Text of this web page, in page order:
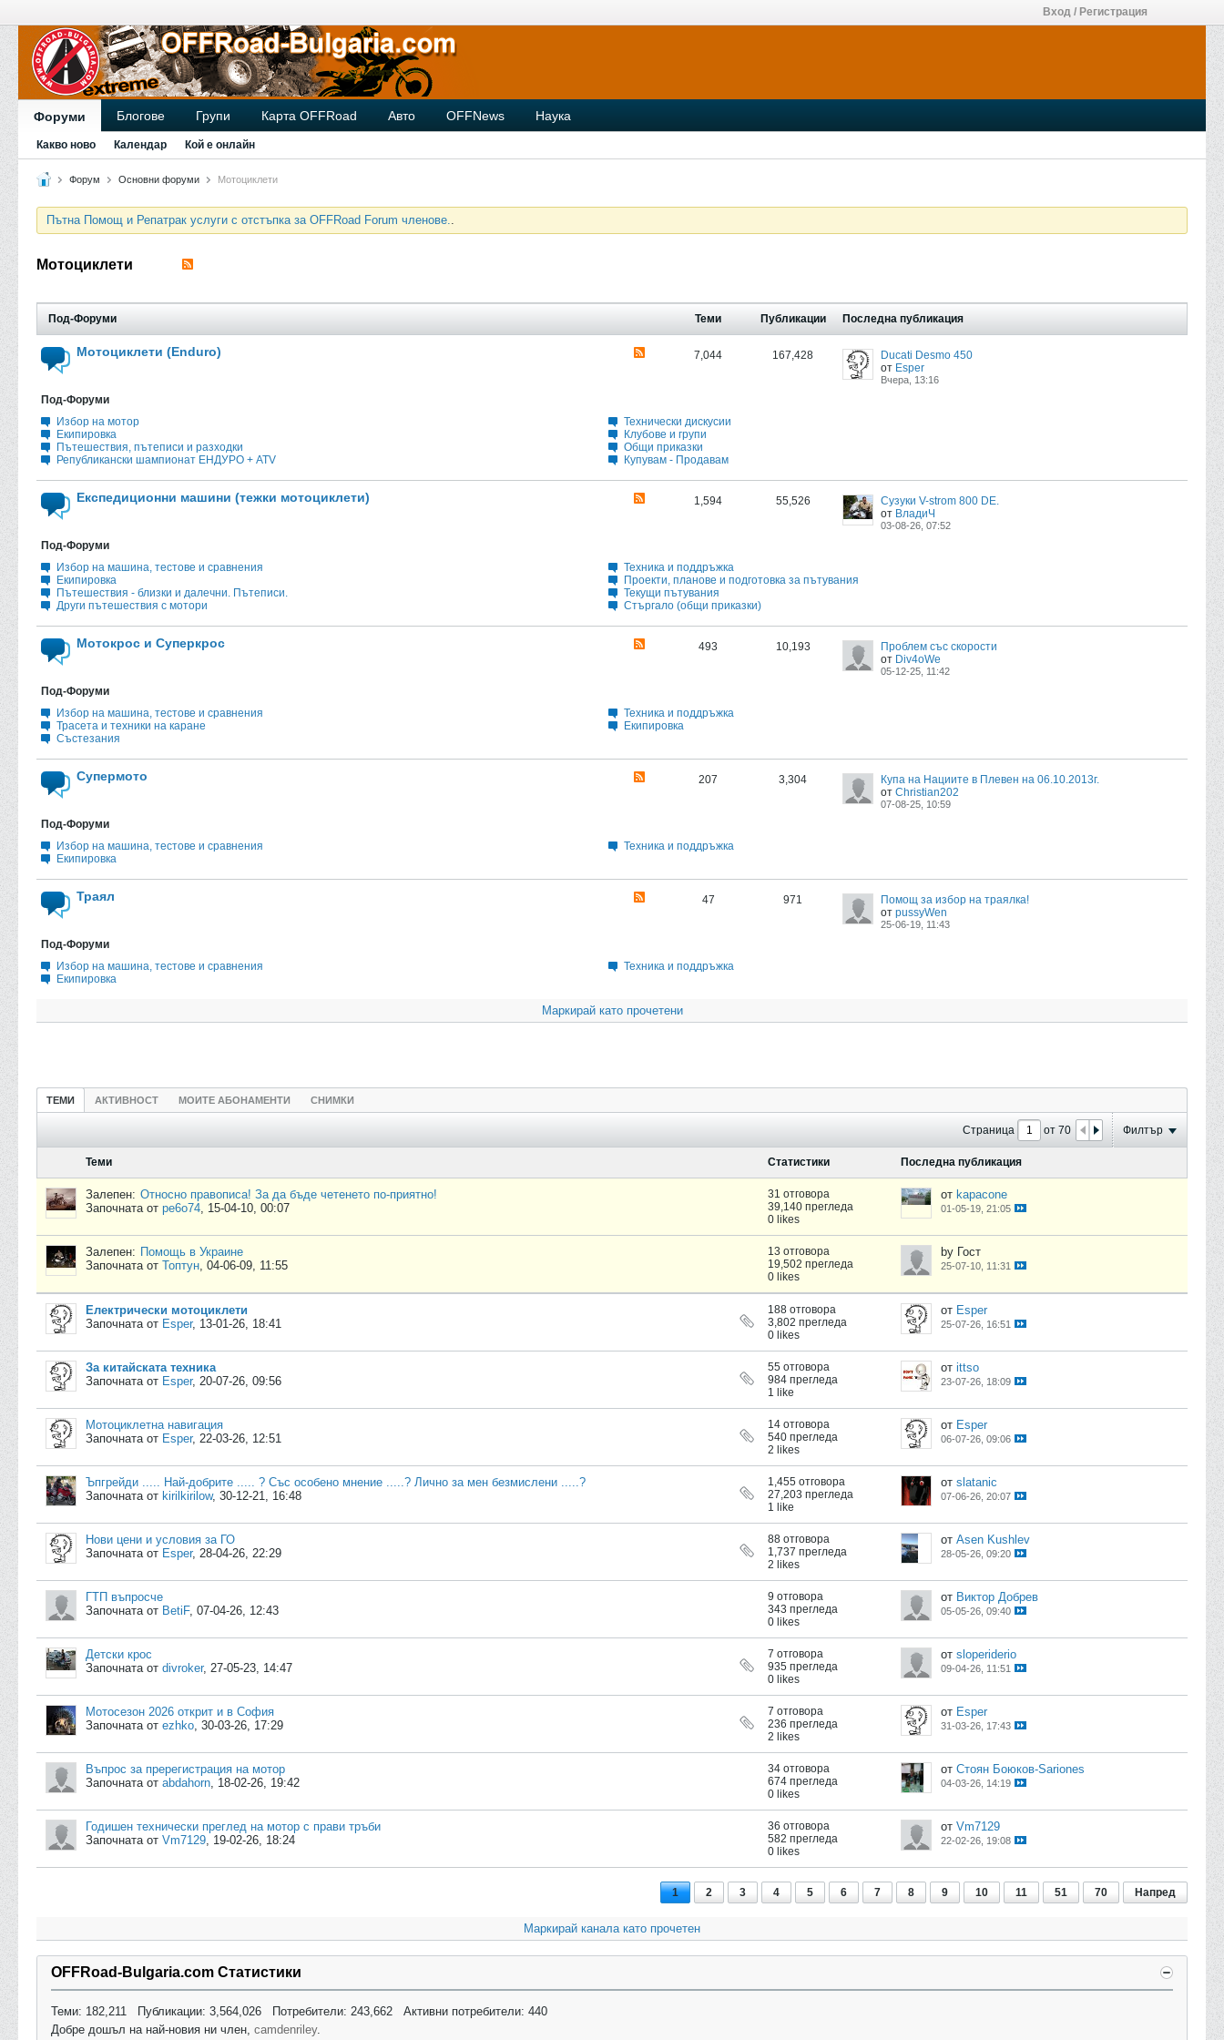
Вход / Регистрация
Форуми Блогове Групи Карта OFFRoad Авто OFFNews Наука
Какво ново Календар Кой е онлайн
Форум Основни форуми Мотоциклети
Пътна Помощ и Репатрак услуги с отстъпка за OFFRoad Forum членове..
Мотоциклети
Под-Форуми Теми Публикации Последна публикация
Мотоциклети (Enduro) 7,044 167,428
Ducati Desmo 450
от Esper
Вчера, 13:16
Под-Форуми
Избор на мотор
Технически дискусии
Екипировка
Клубове и групи
Пътешествия, пътеписи и разходки
Общи приказки
Републикански шампионат ЕНДУРО + ATV
Купувам - Продавам
Експедиционни машини (тежки мотоциклети) 1,594 55,526
Сузуки V-strom 800 DE.
от ВладиЧ
03-08-26, 07:52
Под-Форуми
Избор на машина, тестове и сравнения
Техника и поддръжка
Екипировка
Проекти, планове и подготовка за пътувания
Пътешествия - близки и далечни. Пътеписи.
Текущи пътувания
Други пътешествия с мотори
Стъргало (общи приказки)
Мотокрос и Суперкрос 493 10,193
Проблем със скорости
от Div4oWe
05-12-25, 11:42
Под-Форуми
Избор на машина, тестове и сравнения
Техника и поддръжка
Трасета и техники на каране
Екипировка
Състезания
Супермото 207 3,304
Купа на Нациите в Плевен на 06.10.2013г.
от Christian202
07-08-25, 10:59
Под-Форуми
Избор на машина, тестове и сравнения
Техника и поддръжка
Екипировка
Траял 47 971
Помощ за избор на траялка!
от pussyWen
25-06-19, 11:43
Под-Форуми
Избор на машина, тестове и сравнения
Техника и поддръжка
Екипировка
Маркирай като прочетени
ТЕМИ АКТИВНОСТ МОИТЕ АБОНАМЕНТИ СНИМКИ
Страница от 70 Филтър
Теми Статистики Последна публикация
Залепен: Относно правописа! За да бъде четенето по-приятно!
Започната от pe6o74, 15-04-10, 00:07
31 отговора
39,140 прегледа
0 likes
от kapacone
01-05-19, 21:05
Залепен: Помощь в Украине
Започната от Топтун, 04-06-09, 11:55
13 отговора
19,502 прегледа
0 likes
by Гост
25-07-10, 11:31
Електрически мотоциклети
Започната от Esper, 13-01-26, 18:41
188 отговора
3,802 прегледа
0 likes
от Esper
25-07-26, 16:51
За китайската техника
Започната от Esper, 20-07-26, 09:56
55 отговора
984 прегледа
1 like
от ittso
23-07-26, 18:09
Мотоциклетна навигация
Започната от Esper, 22-03-26, 12:51
14 отговора
540 прегледа
2 likes
от Esper
06-07-26, 09:06
Ъпгрейди ..... Най-добрите ..... ? Със особено мнение .....? Лично за мен безмислени .....?
Започната от kirilkirilow, 30-12-21, 16:48
1,455 отговора
27,203 прегледа
1 like
от slatanic
07-06-26, 20:07
Нови цени и условия за ГО
Започната от Esper, 28-04-26, 22:29
88 отговора
1,737 прегледа
2 likes
от Asen Kushlev
28-05-26, 09:20
ГТП въпросче
Започната от BetiF, 07-04-26, 12:43
9 отговора
343 прегледа
0 likes
от Виктор Добрев
05-05-26, 09:40
Детски крос
Започната от divroker, 27-05-23, 14:47
7 отговора
935 прегледа
0 likes
от sloperiderio
09-04-26, 11:51
Мотосезон 2026 открит и в София
Започната от ezhko, 30-03-26, 17:29
7 отговора
236 прегледа
2 likes
от Esper
31-03-26, 17:43
Въпрос за пререгистрация на мотор
Започната от abdahorn, 18-02-26, 19:42
34 отговора
674 прегледа
0 likes
от Стоян Боюков-Sariones
04-03-26, 14:19
Годишен технически преглед на мотор с прави тръби
Започната от Vm7129, 19-02-26, 18:24
36 отговора
582 прегледа
0 likes
от Vm7129
22-02-26, 19:08
1 2 3 4 5 6 7 8 9 10 11 51 70 Напред
Маркирай канала като прочетен
OFFRoad-Bulgaria.com Статистики
Теми: 182,211 Публикации: 3,564,026 Потребители: 243,662 Активни потребители: 440
Добре дошъл на най-новия ни член, camdenriley.